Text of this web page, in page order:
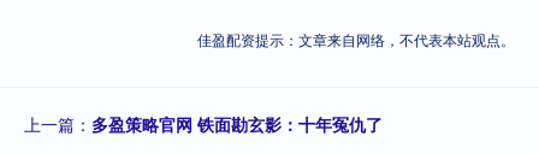
佳盈配资提示：文章来自网络，不代表本站观点。
上一篇： 多盈策略官网 铁面勘玄影：十年冤仇了